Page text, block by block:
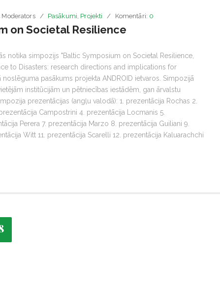
Moderators Pasākumi, Projekti Komentāri: 0
on Societal Resilience
notika simpozijs "Baltic Symposium on Societal Resilience,
to Disasters: research directions and implications for
noslēguma pasākums projekta ANDROID ietvaros. Simpozijā
institūcijām un pētniecības iestādēm, gan ārvalstu
prezentācijas (angļu valodā): 1. prezentācija Rochas 2.
Campostrini 4. prezentācija Locmanis 5.
Perera 7. prezentācija Marzo 8. prezentācija Guiliani 9.
Witt 11. prezentācija Scarelli 12. prezentācija Kaluarachchi